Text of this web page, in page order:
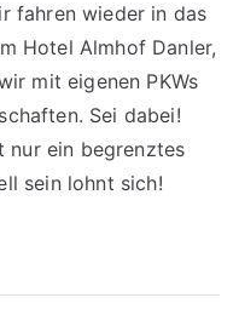
fahren wieder in das
Hotel Almhof Danler,
mit eigenen PKWs
Sei dabei!
nur ein begrenztes
sein lohnt sich!